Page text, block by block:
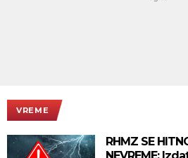
VREME
RHMZ SE
NEVREME: